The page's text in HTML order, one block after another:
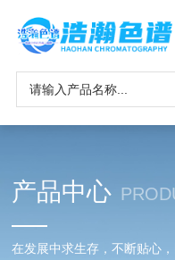
产品中心
在发展中求生存，不断贴心